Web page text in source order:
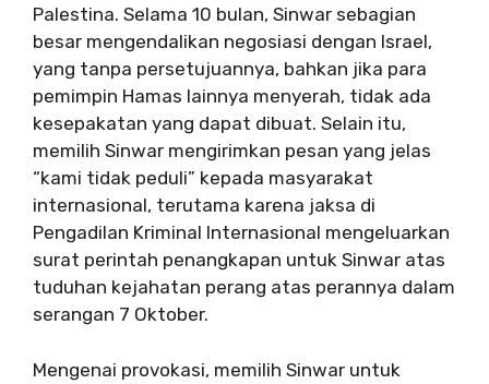
Palestina. Selama 10 bulan, Sinwar sebagian
besar mengendalikan negosiasi dengan Israel,
yang tanpa persetujuannya, bahkan jika para
pemimpin Hamas lainnya menyerah, tidak ada
kesepakatan yang dapat dibuat. Selain itu,
memilih Sinwar mengirimkan pesan yang jelas
“kami tidak peduli” kepada masyarakat
internasional, terutama karena jaksa di
Pengadilan Kriminal Internasional mengeluarkan
surat perintah penangkapan untuk Sinwar atas
tuduhan kejahatan perang atas perannya dalam
serangan 7 Oktober.
Mengenai provokasi, memilih Sinwar untuk